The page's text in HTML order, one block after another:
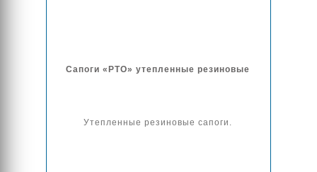
Сапоги «РТО» утепленные резиновые
Утепленные резиновые сапоги.